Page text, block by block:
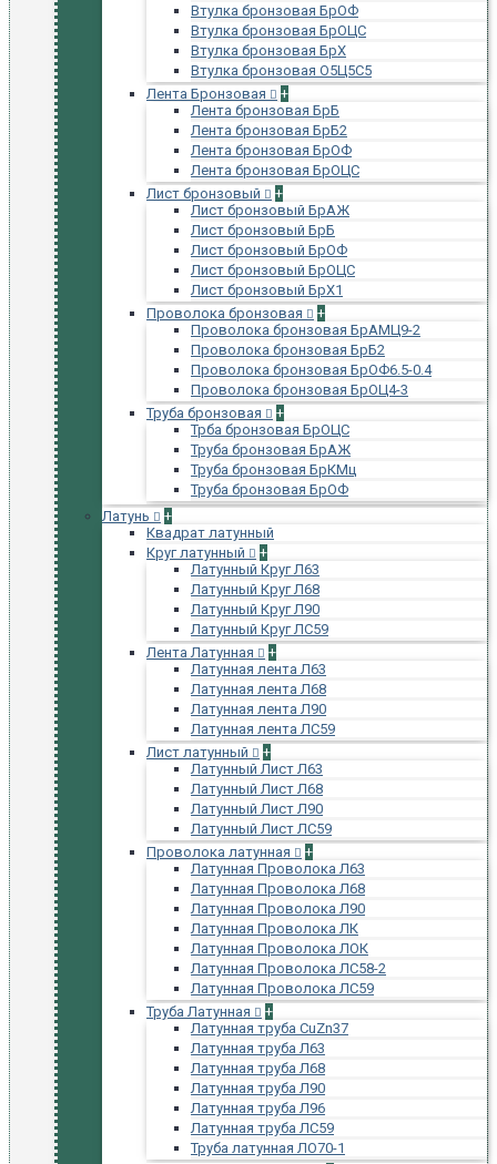
Втулка бронзовая БрОФ
Втулка бронзовая БрОЦС
Втулка бронзовая БрХ
Втулка бронзовая О5Ц5С5
Лента Бронзовая
+
Лента бронзовая БрБ
Лента бронзовая БрБ2
Лента бронзовая БрОФ
Лента бронзовая БрОЦС
Лист бронзовый
+
Лист бронзовый БрАЖ
Лист бронзовый БрБ
Лист бронзовый БрОФ
Лист бронзовый БрОЦС
Лист бронзовый БрХ1
Проволока бронзовая
+
Проволока бронзовая БрАМЦ9-2
Проволока бронзовая БрБ2
Проволока бронзовая БрОФ6.5-0.4
Проволока бронзовая БрОЦ4-3
Труба бронзовая
+
Трба бронзовая БрОЦС
Труба бронзовая БрАЖ
Труба бронзовая БрКМц
Труба бронзовая БрОФ
Латунь
+
Квадрат латунный
Круг латунный
+
Латунный Круг Л63
Латунный Круг Л68
Латунный Круг Л90
Латунный Круг ЛС59
Лента Латунная
+
Латунная лента Л63
Латунная лента Л68
Латунная лента Л90
Латунная лента ЛС59
Лист латунный
+
Латунный Лист Л63
Латунный Лист Л68
Латунный Лист Л90
Латунный Лист ЛС59
Проволока латунная
+
Латунная Проволока Л63
Латунная Проволока Л68
Латунная Проволока Л90
Латунная Проволока ЛК
Латунная Проволока ЛОК
Латунная Проволока ЛС58-2
Латунная Проволока ЛС59
Труба Латунная
+
Латунная труба CuZn37
Латунная труба Л63
Латунная труба Л68
Латунная труба Л90
Латунная труба Л96
Латунная труба ЛС59
Труба латунная ЛО70-1